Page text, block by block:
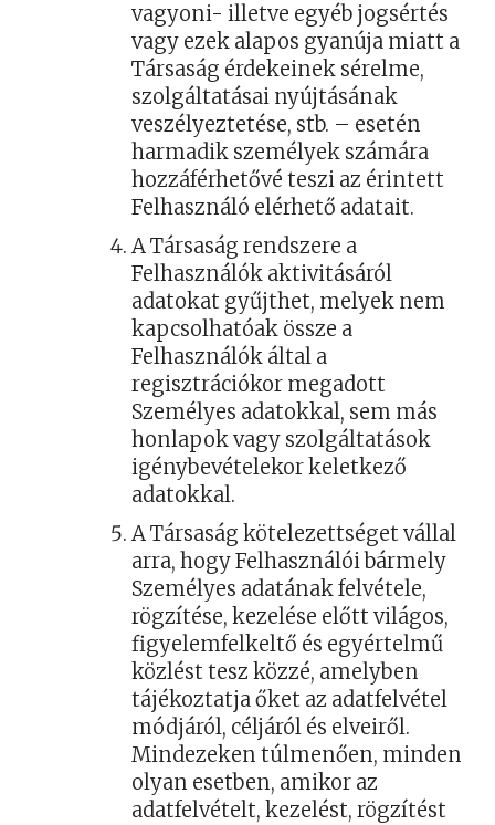
vagyoni- illetve egyéb jogsértés
vagy ezek alapos gyanúja miatt a
Társaság érdekeinek sérelme,
szolgáltatásai nyújtásának
veszélyeztetése, stb. – esetén
harmadik személyek számára
hozzáférhetővé teszi az érintett
Felhasználó elérhető adatait.
A Társaság rendszere a
Felhasználók aktivitásáról
adatokat gyűjthet, melyek nem
kapcsolhatóak össze a
Felhasználók által a
regisztrációkor megadott
Személyes adatokkal, sem más
honlapok vagy szolgáltatások
igénybevételekor keletkező
adatokkal.
A Társaság kötelezettséget vállal
arra, hogy Felhasználói bármely
Személyes adatának felvétele,
rögzítése, kezelése előtt világos,
figyelemfelkeltő és egyértelmű
közlést tesz közzé, amelyben
tájékoztatja őket az adatfelvétel
módjáról, céljáról és elveiről.
Mindezeken túlmenően, minden
olyan esetben, amikor az
adatfelvételt, kezelést, rögzítést